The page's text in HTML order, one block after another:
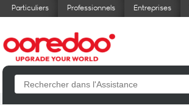
Particuliers Professionnels Entreprises